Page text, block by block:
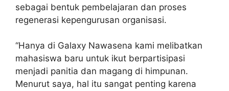
sebagai bentuk pembelajaran dan proses
regenerasi kepengurusan organisasi.
“Hanya di Galaxy Nawasena kami melibatkan
mahasiswa baru untuk ikut berpartisipasi
menjadi panitia dan magang di himpunan.
Menurut saya, hal itu sangat penting karena